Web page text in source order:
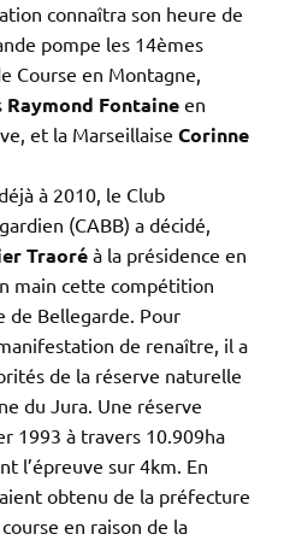
connaîtra son heure de
pompe les 14èmes
Course en Montagne,
Raymond Fontaine en
et la Marseillaise Corinne
à 2010, le Club
(CABB) a décidé,
Traoré à la présidence en
main cette compétition
de Bellegarde. Pour
de renaître, il a
de la réserve naturelle
du Jura. Une réserve
1993 à travers 10.909ha
l’épreuve sur 4km. En
obtenu de la préfecture
en raison de la